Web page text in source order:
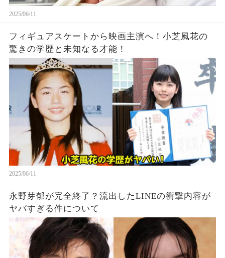
2025/06/11
フィギュアスケートから映画主演へ！小芝風花の
驚きの学歴と未知なる才能！
2025/06/11
永野芽郁が完全終了？流出したLINEの衝撃内容が
ヤバすぎる件について